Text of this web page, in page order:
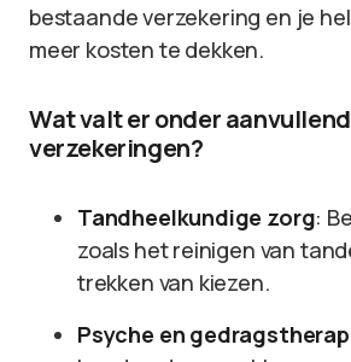
bestaande verzekering en je
meer kosten te dekken.
Wat valt er onder
verzekeringen?
Tandheelkundige zorg:
zoals het reinigen van
trekken van kiezen.
Psyche en